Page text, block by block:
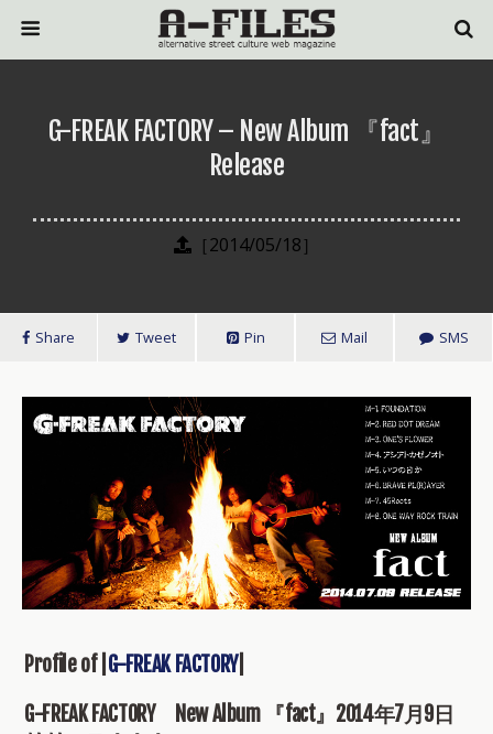
G-FREAK FACTORY – New Album 『fact』
Release
［2014/05/18］
Share Tweet Pin Mail SMS
Profile of | G-FREAK FACTORY|
G-FREAK FACTORY New Album 『fact』2014年7月9日